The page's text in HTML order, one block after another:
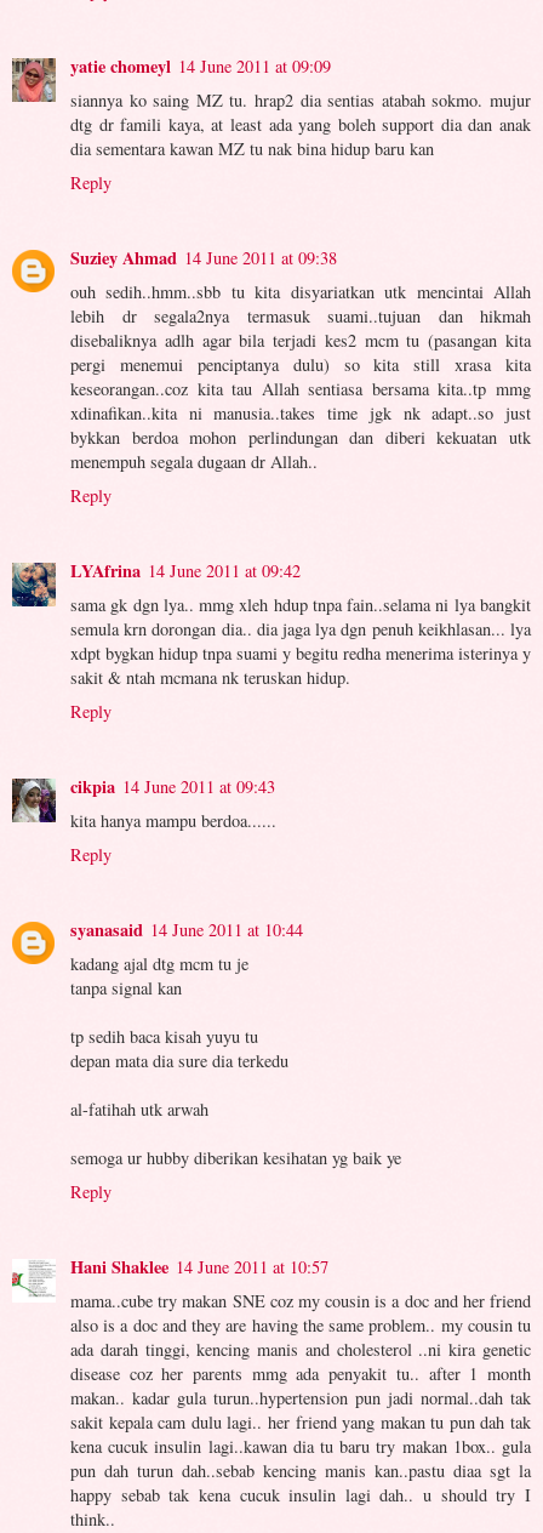
yatie chomeyl 14 June 2011 at 09:09
siannya ko saing MZ tu. hrap2 dia sentias atabah sokmo. mujur
dtg dr famili kaya, at least ada yang boleh support dia dan anak
dia sementara kawan MZ tu nak bina hidup baru kan
Reply
Suziey Ahmad 14 June 2011 at 09:38
ouh sedih..hmm..sbb tu kita disyariatkan utk mencintai Allah
lebih dr segala2nya termasuk suami..tujuan dan hikmah
disebaliknya adlh agar bila terjadi kes2 mcm tu (pasangan kita
pergi menemui penciptanya dulu) so kita still xrasa kita
keseorangan..coz kita tau Allah sentiasa bersama kita..tp mmg
xdinafikan..kita ni manusia..takes time jgk nk adapt..so just
bykkan berdoa mohon perlindungan dan diberi kekuatan utk
menempuh segala dugaan dr Allah..
Reply
LYAfrina 14 June 2011 at 09:42
sama gk dgn lya.. mmg xleh hdup tnpa fain..selama ni lya bangkit
semula krn dorongan dia.. dia jaga lya dgn penuh keikhlasan... lya
xdpt bygkan hidup tnpa suami y begitu redha menerima isterinya y
sakit & ntah mcmana nk teruskan hidup.
Reply
cikpia 14 June 2011 at 09:43
kita hanya mampu berdoa......
Reply
syanasaid 14 June 2011 at 10:44
kadang ajal dtg mcm tu je
tanpa signal kan
tp sedih baca kisah yuyu tu
depan mata dia sure dia terkedu
al-fatihah utk arwah
semoga ur hubby diberikan kesihatan yg baik ye
Reply
Hani Shaklee 14 June 2011 at 10:57
mama..cube try makan SNE coz my cousin is a doc and her friend
also is a doc and they are having the same problem.. my cousin tu
ada darah tinggi, kencing manis and cholesterol ..ni kira genetic
disease coz her parents mmg ada penyakit tu.. after 1 month
makan.. kadar gula turun..hypertension pun jadi normal..dah tak
sakit kepala cam dulu lagi.. her friend yang makan tu pun dah tak
kena cucuk insulin lagi..kawan dia tu baru try makan 1box.. gula
pun dah turun dah..sebab kencing manis kan..pastu diaa sgt la
happy sebab tak kena cucuk insulin lagi dah.. u should try I
think..